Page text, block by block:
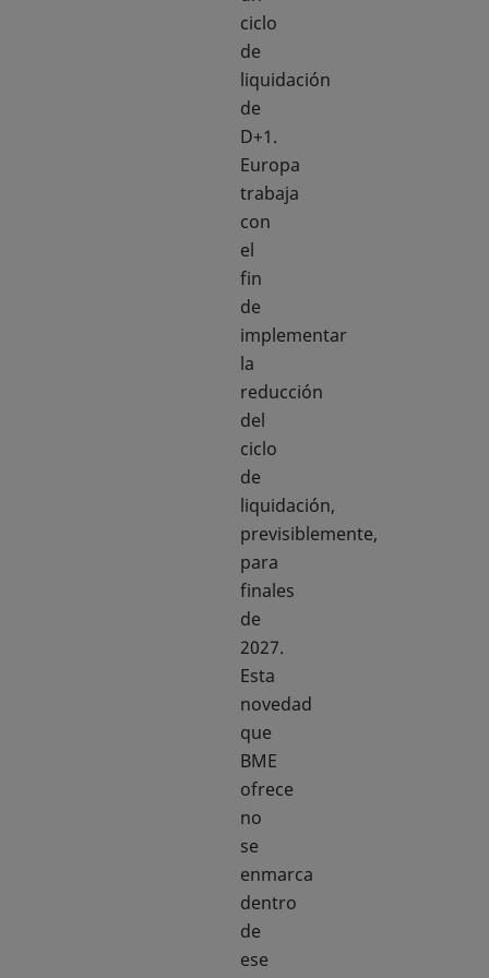
ciclo
de
liquidación
de
D+1.
Europa
trabaja
con
el
fin
de
implementar
la
reducción
del
ciclo
de
liquidación,
previsiblemente,
para
finales
de
2027.
Esta
novedad
que
BME
ofrece
no
se
enmarca
dentro
de
ese